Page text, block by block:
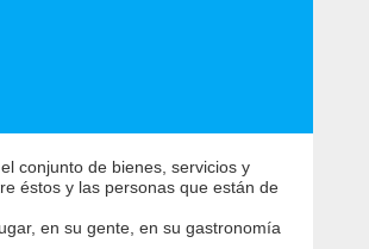
conjunto de bienes, servicios y
éstos y las personas que están de
en su gente, en su gastronomía